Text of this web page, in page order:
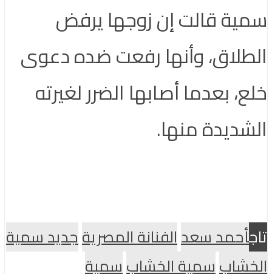
سمية قالت إن زوجها يرفض
الطلاق، وأنها رفعت ضده دعوى
خلع، بعدما أصابها الضرر لغيرته
الشديدة منها.
تاجأحمد سعدالفنانة المصريةجديد سمية
الخشابسمية الخشابسمية